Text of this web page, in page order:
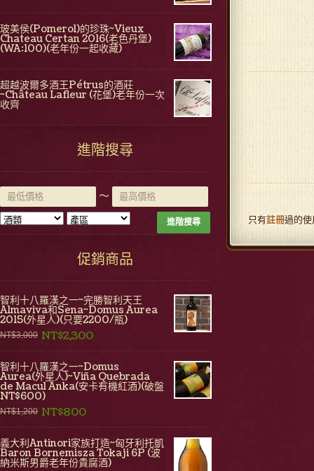
玻美侯(Pomerol)的珍珠~Vieux
Chateau Certan 2016(老色丹堡)
(WA:100)(老年份一起收藏)
超越波爾多酒王Pétrus的酒莊
~Château Lafleur (花堡)老年份一次
收齊
進階搜尋
~
進階搜尋
促銷商品
智利十八羅漢之一~完勝智利天王
Almaviva和Sena~Domus Aurea
2015(外星人)(只要2200/瓶)
NT$3,000 NT$2,300
智利十八羅漢之一~Domus
Aurea(外星人)~Viña Quebrada
de Macul Anka(安卡有機紅酒)(破盤
NT$600)
NT$1,200 NT$800
義大利Antinori家族打造~匈牙利托凱
Baron Bornemisza Tokaji 6P (波
納米斯男爵老年份貴腐酒)
只有註冊過的使